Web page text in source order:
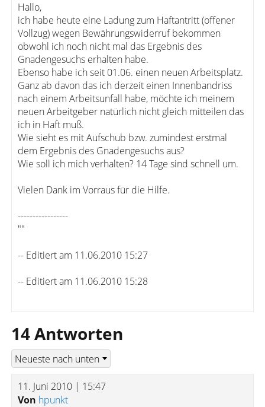
Hallo,
ich habe heute eine Ladung zum Haftantritt (offener
Vollzug) wegen Bewährungswiderruf bekommen
obwohl ich noch nicht mal das Ergebnis des
Gnadengesuchs erhalten habe.
Ebenso habe ich seit 01.06. einen neuen Arbeitsplatz.
Ganz ab davon das ich derzeit einen Innenbandriss
nach einem Arbeitsunfall habe, möchte ich meinem
neuen Arbeitgeber natürlich nicht gleich mitteilen das
ich in Haft muß.
Wie sieht es mit Aufschub bzw. zumindest erstmal
dem Ergebnis des Gnadengesuchs aus?
Wie soll ich mich verhalten? 14 Tage sind schnell um.
Vielen Dank im Vorraus für die Hilfe.
-----------------
""
-- Editiert am 11.06.2010 15:27
-- Editiert am 11.06.2010 15:28
14 Antworten
11. Juni 2010 | 15:47
Von hpunkt